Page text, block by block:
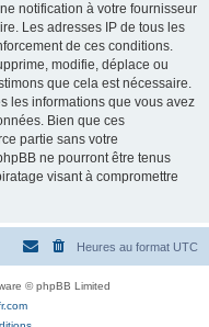
notification à votre fournisseur
Les adresses IP de tous les
de ces conditions.
modifie, déplace ou
que cela est nécessaire.
les informations que vous avez
Bien que ces
partie sans votre
ne pourront être tenus
visant à compromettre
Heures au format UTC
© phpBB Limited